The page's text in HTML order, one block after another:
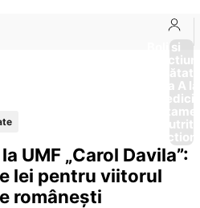
Boli si
Afectiuni
Sănătate
de la A
UMF „Carol Davila”:
lei pentru viitorul
românești